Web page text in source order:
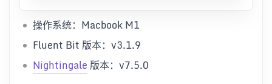
操作系统：Macbook M1
Fluent Bit 版本：v3.1.9
Nightingale版本：v7.5.0